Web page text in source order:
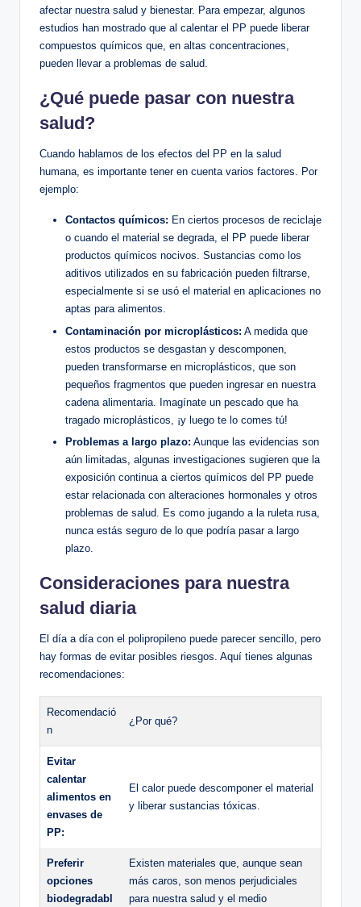
afectar nuestra salud y bienestar. Para empezar, algunos
estudios han mostrado que al calentar el PP puede liberar
compuestos químicos que, en altas concentraciones,
pueden llevar a problemas de salud.
¿Qué puede pasar con nuestra
salud?
Cuando hablamos de los efectos del PP en la salud
humana, es importante tener en cuenta varios factores. Por
ejemplo:
Contactos químicos: En ciertos procesos de reciclaje
o cuando el material se degrada, el PP puede liberar
productos químicos nocivos. Sustancias como los
aditivos utilizados en su fabricación pueden filtrarse,
especialmente si se usó el material en aplicaciones no
aptas para alimentos.
Contaminación por microplásticos: A medida que
estos productos se desgastan y descomponen,
pueden transformarse en microplásticos, que son
pequeños fragmentos que pueden ingresar en nuestra
cadena alimentaria. Imagínate un pescado que ha
tragado microplásticos, ¡y luego te lo comes tú!
Problemas a largo plazo: Aunque las evidencias son
aún limitadas, algunas investigaciones sugieren que la
exposición continua a ciertos químicos del PP puede
estar relacionada con alteraciones hormonales y otros
problemas de salud. Es como jugando a la ruleta rusa,
nunca estás seguro de lo que podría pasar a largo
plazo.
Consideraciones para nuestra
salud diaria
El día a día con el polipropileno puede parecer sencillo, pero
hay formas de evitar posibles riesgos. Aquí tienes algunas
recomendaciones:
Recomendació
n
¿Por qué?
Evitar
calentar
alimentos en
envases de
PP:
El calor puede descomponer el material
y liberar sustancias tóxicas.
Preferir
opciones
biodegradabl
Existen materiales que, aunque sean
más caros, son menos perjudiciales
para nuestra salud y el medio